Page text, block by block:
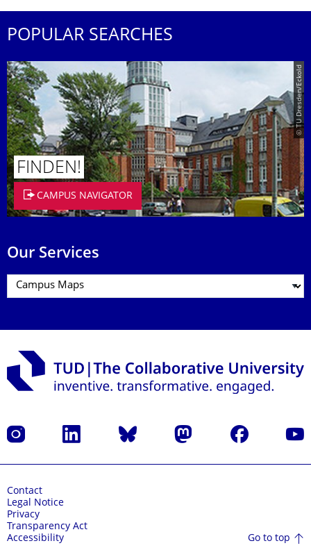
POPULAR SEARCHES
© TU Dresden/Eckold
FINDEN!
CAMPUS NAVIGATOR
Our Services
Instagram LinkedIn Bluesky Mastodon Facebook
Contact
Legal Notice
Privacy
Transparency Act
Accessibility
Go to top